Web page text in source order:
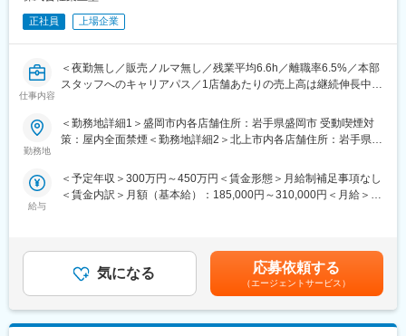
から信頼される状態を目指しています。
■組織構成：30代～40代後半中心に活躍中。9割が中途入社です。
■当社について：
1店舗あたり約6名程度、一部10名以上の社員がいる大型店舗もあ
ります。
（1）お客様に誠実な社風
IDOMは他社の不祥事が起こる前から工場の透明性確保に力を入れ
開示。25年2月期決算は過去最高売上の約4,967億円を記録してい
ます。
入社者の定性＋定量の両面で明確な評価基準を設定。個人ノルマ
は無く店舗で予算を追っているため、チーム全体で頑張れる仕組
（3） 圧倒的な知名度、豊富な商品数により得られる商談機会の
多さ：
安定した集客＋世界最大級の中古車データベースを保有。平均し
て月間約30～40件の商談に対して、成約率は約50％！
正社員 上場企業
仕事内容
＜夜勤無し／販売ノルマ無し／残業平均6.6h／離職率6.5%／本部
スタッフへのキャリアパス／1店舗あたりの売上高は継続伸長中！
■当社の魅力：
ども自動で行い、人気商品の発注などで迷うことはありません！
お客様対応に専念できます。
〇販売ノルマ無し
販売ノルマで苦しい思いをされていませんか。
当社では販売ノルマは一切ありません。ノルマを気にせずのびの
び活躍できる環境です。
〇「働きやすさ」を徹底追及！
勤務地
＜勤務地詳細1＞盛岡市内各店舗住所：岩手県盛岡市 受動喫煙対
策：屋内全面禁煙＜勤務地詳細2＞北上市内各店舗住所：岩手県北
舗住所：岩手県奥州市 受動喫煙対策：屋内全面禁煙
給与
＜予定年収＞300万円～450万円＜賃金形態＞月給制補足事項なし
＜賃金内訳＞月額（基本給）：185,000円～310,000円＜月給＞
歳 店長職 経験8年年収590万円 ／ 35歳 スーパーバイザー職 経験
13年年収736万円 ／ 40歳 マネージャー職 経験18年賃金はあくま
でも目安の金額であり、選考を通じて上下する可能性がありま
す。月給(月額)は固定手当を含めた表記です。
気になる 応募依頼する
（エージェントサービス）